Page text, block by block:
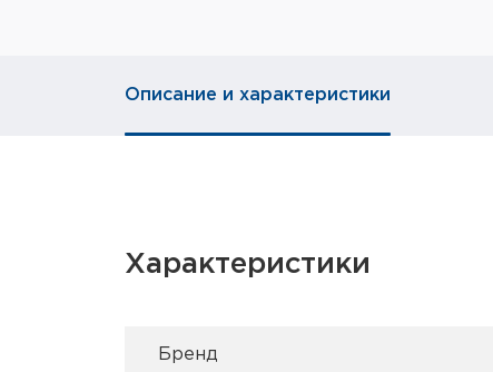
Описание и характеристики
Характеристики
Брeнд